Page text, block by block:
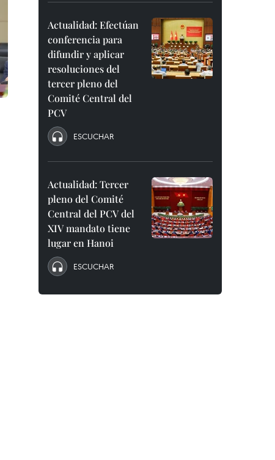
Actualidad: Efectúan
conferencia para
difundir y aplicar
resoluciones del
tercer pleno del
Comité Central del
PCV
ESCUCHAR
Actualidad: Tercer
pleno del Comité
Central del PCV del
XIV mandato tiene
lugar en Hanoi
ESCUCHAR